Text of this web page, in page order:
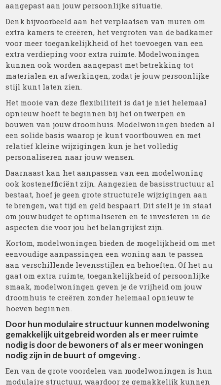
aangepast aan jouw persoonlijke situatie.
Denk bijvoorbeeld aan het verplaatsen van muren om
extra kamers te creëren, het vergroten van de badkamer
voor meer toegankelijkheid of het toevoegen van een
extra verdieping voor extra ruimte. Modelwoningen
kunnen ook worden aangepast met betrekking tot
materialen en afwerkingen, zodat je jouw persoonlijke
stijl kunt laten zien.
Het mooie van deze flexibiliteit is dat je niet helemaal
opnieuw hoeft te beginnen bij het ontwerpen en
bouwen van jouw droomhuis. Modelwoningen bieden al
een solide basis waarop je kunt voortbouwen en met
relatief kleine wijzigingen kun je het volledig
personaliseren naar jouw wensen.
Daarnaast kan het aanpassen van een modelwoning
ook kostenefficiënt zijn. Aangezien de basisstructuur al
bestaat, hoef je geen grote structurele wijzigingen aan
te brengen, wat tijd en geld bespaart. Dit stelt je in staat
om jouw budget te optimaliseren en te investeren in de
aspecten die voor jou het belangrijkst zijn.
Kortom, modelwoningen bieden de mogelijkheid om met
eenvoudige aanpassingen een woning aan te passen
aan verschillende levensstijlen en behoeften. Of het nu
gaat om extra ruimte, toegankelijkheid of persoonlijke
smaak, modelwoningen geven je de vrijheid om jouw
droomhuis te creëren zonder helemaal opnieuw te
hoeven beginnen.
Door hun modulaire structuur kunnen modelwoning
gemakkelijk uitgebreid worden als er meer ruimte
nodig is door de bewoners of als er meer woningen
nodig zijn in de buurt of omgeving .
Een van de grote voordelen van modelwoningen is hun
modulaire structuur, waardoor ze gemakkelijk kunnen